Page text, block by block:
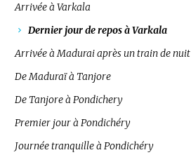
Arrivée à Varkala
Dernier jour de repos à Varkala
Arrivée à Madurai après un train de nuit
De Maduraï à Tanjore
De Tanjore à Pondichery
Premier jour à Pondichéry
Journée tranquille à Pondichéry